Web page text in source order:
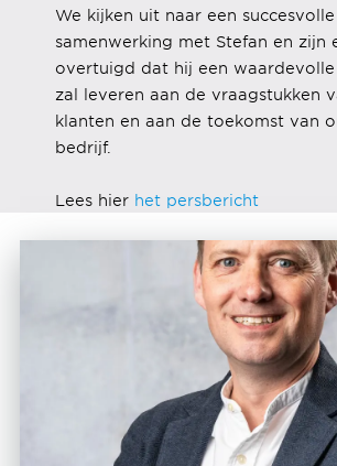
We kijken uit naar een succesvolle
samenwerking met Stefan en zijn
overtuigd dat hij een
zal leveren aan de vraagstukken
klanten en aan de toekomst van
bedrijf.
Lees hier het persbericht